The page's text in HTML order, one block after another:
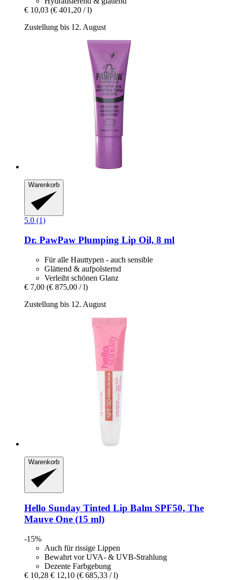
€ 10,03 (€ 401,20 / l)
Zustellung bis 12. August
Warenkorb
5.0 (1)
Dr. PawPaw Plumping Lip Oil, 8 ml
Für alle Hauttypen - auch sensible
Glättend & aufpolsternd
Verleiht schönen Glanz
€ 7,00 (€ 875,00 / l)
Zustellung bis 12. August
Warenkorb
Hello Sunday Tinted Lip Balm SPF50, The
Mauve One (15 ml)
-15%
Auch für rissige Lippen
Bewahrt vor UVA- & UVB-Strahlung
Dezente Farbgebung
€ 10,28 € 12,10 (€ 685,33 / l)